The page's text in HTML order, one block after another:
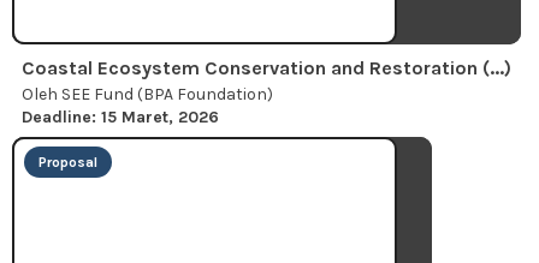
Coastal Ecosystem Conservation and Restoration (...)
Oleh SEE Fund (BPA Foundation)
Deadline: 15 Maret, 2026
Proposal